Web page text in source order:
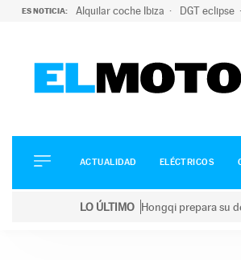
ES NOTICIA: Alquilar coche Ibiza DGT eclipse
ELÉCTRICOS
CONDUCIR
ACTUALIDAD ELÉCTRICOS
LO ÚLTIMO Hongqi prepara su